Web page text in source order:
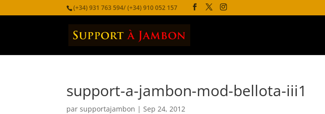
(+34) 931 763 594/ (+34) 910 052 157
support-a-jambon-mod-bellota-iii1
parsupportajambon |Sep 24, 2012